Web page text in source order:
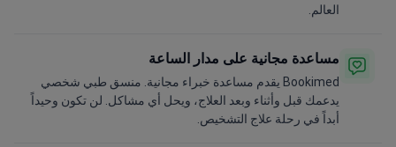
العالم.
مساعدة مجانية على مدار الساعة
Bookimed يقدم مساعدة خبراء مجانية. منسق طبي شخصي
يدعمك قبل وأثناء وبعد العلاج، ويحل أي مشاكل. لن تكون وحيداً
أبداً في رحلة علاج التشخيص.